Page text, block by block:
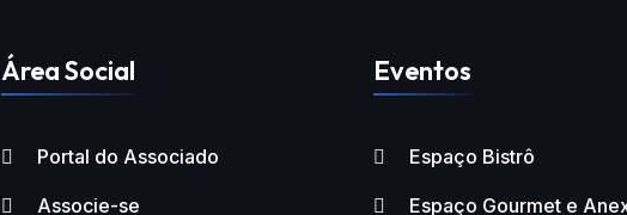
Área Social
Portal do Associado
Associe-se
Eventos
Espaço Bistrô
Espaço Gourmet e